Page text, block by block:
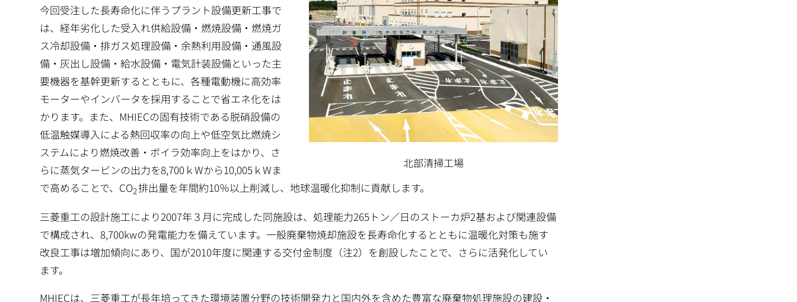
北部清掃工場
今回受注した長寿命化に伴うプラント設備更新工事で
は、経年劣化した受入れ供給設備・燃焼設備・燃焼ガ
ス冷却設備・排ガス処理設備・余熱利用設備・通風設
備・灰出し設備・給水設備・電気計装設備といった主
要機器を基幹更新するとともに、各種電動機に高効率
モーターやインバータを採用することで省エネ化をは
かります。また、MHIECの固有技術である脱硝設備の
低温触媒導入による熱回収率の向上や低空気比燃焼シ
ステムにより燃焼改善・ボイラ効率向上をはかり、さ
らに蒸気タービンの出力を8,700ｋWから10,005ｋWま
で高めることで、CO2排出量を年間約10％以上削減し、地球温暖化抑制に貢献します。
三菱重工の設計施工により2007年３月に完成した同施設は、処理能力265トン／日のストーカ炉2基および関連設備
で構成され、8,700kwの発電能力を備えています。一般廃棄物焼却施設を長寿命化するとともに温暖化対策も施す
改良工事は増加傾向にあり、国が2010年度に関連する交付金制度（注2）を創設したことで、さらに活発化してい
ます。
MHIECは、三菱重工が長年培ってきた環境装置分野の技術開発力と国内外を含めた豊富な廃棄物処理施設の建設・